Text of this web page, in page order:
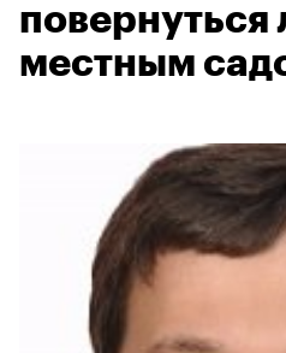
повернуться
местным